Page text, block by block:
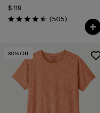
$ 119
Valoración: 4.5 / 5
(505Comentarios
)
30% Off